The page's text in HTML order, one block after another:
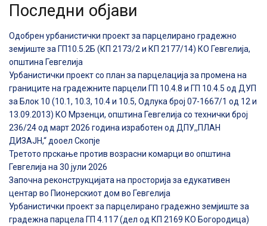
Последни објави
Одобрен урбанистички проект за парцелирано градежно
земјиште за ГП10.5.2Б (КП 2173/2 и КП 2177/14) КО Гевгелија,
општина Гевгелија
Урбанистички проект со план за парцелација за промена на
границите на градежните парцели ГП 10.4.8 и ГП 10.4.5 од ДУП
за Блок 10 (10.1, 10.3, 10.4 и 10.5, Одлука број 07-1667/1 од 12 и
13.09.2013) КО Мрзенци, општина Гевгелија со технички број
236/24 од март 2026 година изработен од ДПУ,,ПЛАН
ДИЗАЈН,“ дооел Скопје
Третото прскање против возрасни комарци во општина
Гевгелија на 30 јули 2026
Започна реконструкцијата на просторија за едукативен
центар во Пионерскиот дом во Гевгелија
Урбанистички проект за парцелирано градежно земјиште за
градежна парцела ГП 4.117 (дел од КП 2169 КО Богородица)